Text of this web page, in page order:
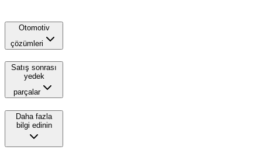
Otomotiv
çözümleri
Satış sonrası
yedek
parçalar
Daha fazla
bilgi edinin